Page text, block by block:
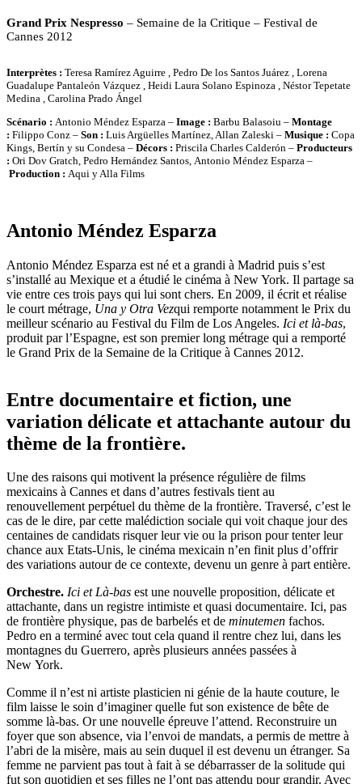
Grand Prix Nespresso – Semaine de la Critique – Festival de
Cannes 2012
Interprètes : Teresa Ramírez Aguirre , Pedro De los Santos Juárez , Lorena
Guadalupe Pantaleón Vázquez , Heidi Laura Solano Espinoza , Néstor Tepetate
Medina , Carolina Prado Ángel
Scénario : Antonio Méndez Esparza – Image : Barbu Balasoiu – Montage
: Filippo Conz – Son : Luis Argüelles Martínez, Allan Zaleski – Musique : Copa
Kings, Bertín y su Condesa – Décors : Priscila Charles Calderón – Producteurs
: Ori Dov Gratch, Pedro Hernández Santos, Antonio Méndez Esparza –
Production : Aqui y Alla Films
Antonio Méndez Esparza
Antonio Méndez Esparza est né et a grandi à Madrid puis s’est
s’installé au Mexique et a étudié le cinéma à New York. Il partage sa
vie entre ces trois pays qui lui sont chers. En 2009, il écrit et réalise
le court métrage, Una y Otra Vezqui remporte notamment le Prix du
meilleur scénario au Festival du Film de Los Angeles. Ici et là-bas,
produit par l’Espagne, est son premier long métrage qui a remporté
le Grand Prix de la Semaine de la Critique à Cannes 2012.
Entre documentaire et fiction, une
variation délicate et attachante autour du
thème de la frontière.
Une des raisons qui motivent la présence régulière de films
mexicains à Cannes et dans d’autres festivals tient au
renouvellement perpétuel du thème de la frontière. Traversé, c’est le
cas de le dire, par cette malédiction sociale qui voit chaque jour des
centaines de candidats risquer leur vie ou la prison pour tenter leur
chance aux Etats-Unis, le cinéma mexicain n’en finit plus d’offrir
des variations autour de ce contexte, devenu un genre à part entière.
Orchestre. Ici et Là-bas est une nouvelle proposition, délicate et
attachante, dans un registre intimiste et quasi documentaire. Ici, pas
de frontière physique, pas de barbelés et de minutemen fachos.
Pedro en a terminé avec tout cela quand il rentre chez lui, dans les
montagnes du Guerrero, après plusieurs années passées à
New York.
Comme il n’est ni artiste plasticien ni génie de la haute couture, le
film laisse le soin d’imaginer quelle fut son existence de bête de
somme là-bas. Or une nouvelle épreuve l’attend. Reconstruire un
foyer que son absence, via l’envoi de mandats, a permis de mettre à
l’abri de la misère, mais au sein duquel il est devenu un étranger. Sa
femme ne parvient pas tout à fait à se débarrasser de la solitude qui
fut son quotidien et ses filles ne l’ont pas attendu pour grandir. Avec